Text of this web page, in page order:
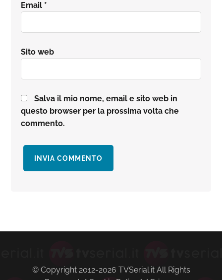
Email *
Sito web
Salva il mio nome, email e sito web in
questo browser per la prossima volta che
commento.
primaria
© Copyright 2012-2026 TVSerial.it All Rights